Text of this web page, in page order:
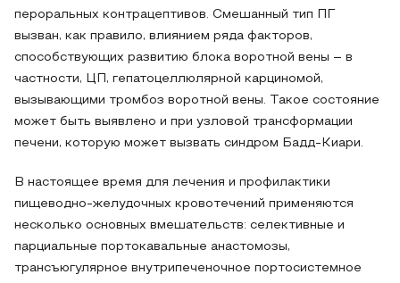
пероральных контрацептивов. Смешанный тип ПГ
вызван, как правило, влиянием ряда факторов,
способствующих развитию блока воротной вены – в
частности, ЦП, гепатоцеллюлярной карциномой,
вызывающими тромбоз воротной вены. Такое состояние
может быть выявлено и при узловой трансформации
печени, которую может вызвать синдром Бадд-Киари.
В настоящее время для лечения и профилактики
пищеводно-желудочных кровотечений применяются
несколько основных вмешательств: селективные и
парциальные портокавальные анастомозы,
трансъюгулярное внутрипеченочное портосистемное